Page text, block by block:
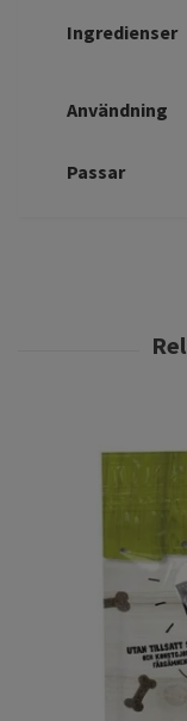
Ingredienser
Användning
Passar